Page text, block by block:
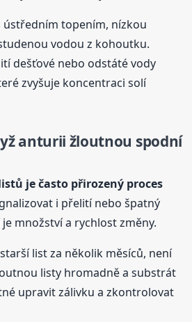
ústředním topením, nízkou
vodou z kohoutku.
dešťové nebo odstáté vody
zvyšuje koncentraci solí
anturii žloutnou spodní
je často přirozený proces
i přelití nebo špatný
množství a rychlost změny.
list za několik měsíců, není
listy hromadně a substrát
upravit zálivku a zkontrolovat